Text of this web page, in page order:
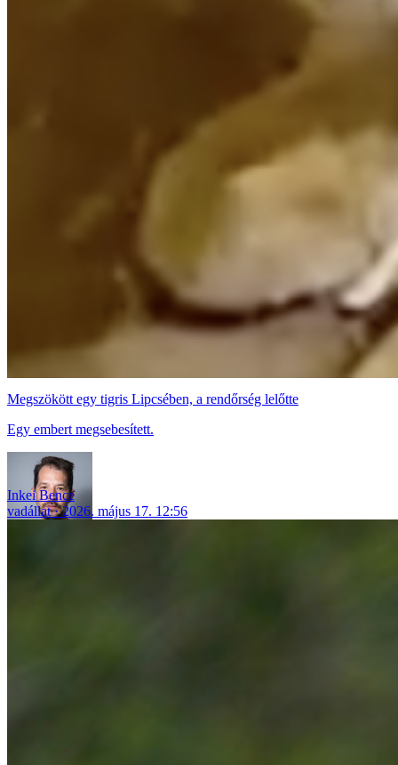
Megszökött egy tigris Lipcsében, a rendőrség lelőtte
Egy embert megsebesített.
Inkei Bence
vadállat
2026. május 17. 12:56